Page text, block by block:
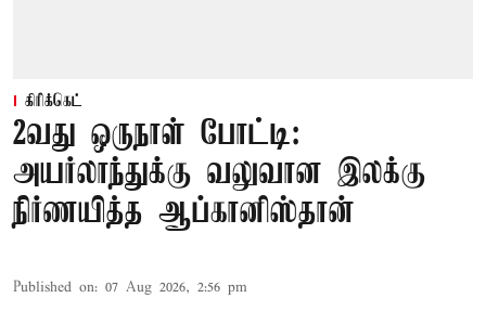
கிரிக்கெட்
2வது ஒருநாள் போட்டி:
அயர்லாந்துக்கு வலுவான இலக்கு
நிர்ணயித்த ஆப்கானிஸ்தான்
Published on: 07 Aug 2026, 2:56 pm